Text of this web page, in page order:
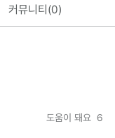
커뮤니티(0)
도움이 돼요 6